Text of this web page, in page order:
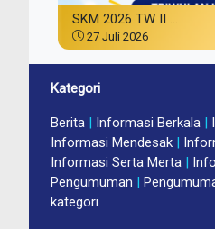
SKM 2026 TW II ...
27 Juli 2026
Kategori
Berita | Informasi Berkala |
Informasi Mendesak |
Informasi Serta Merta |
Pengumuman |
kategori